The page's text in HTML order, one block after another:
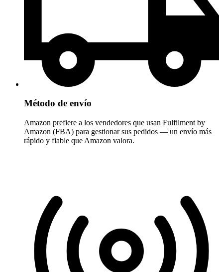
Método de envío
Amazon prefiere a los vendedores que usan Fulfilment by
Amazon (FBA) para gestionar sus pedidos — un envío más
rápido y fiable que Amazon valora.